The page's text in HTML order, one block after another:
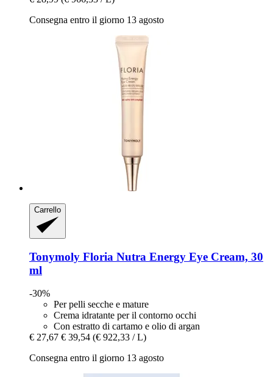
Consegna entro il giorno 13 agosto
Carrello
Tonymoly Floria Nutra Energy Eye Cream, 30
ml
-30%
Per pelli secche e mature
Crema idratante per il contorno occhi
Con estratto di cartamo e olio di argan
€ 27,67 € 39,54 (€ 922,33 / L)
Consegna entro il giorno 13 agosto